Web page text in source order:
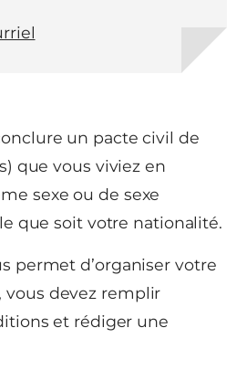
un pacte civil de
que vous viviez en
sexe ou de sexe
que soit votre nationalité.
permet d’organiser votre
devez remplir
et rédiger une